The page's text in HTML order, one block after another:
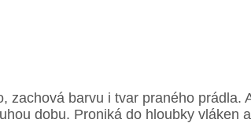
zachová barvu i tvar praného
dobu. Proniká do hloubky vláken